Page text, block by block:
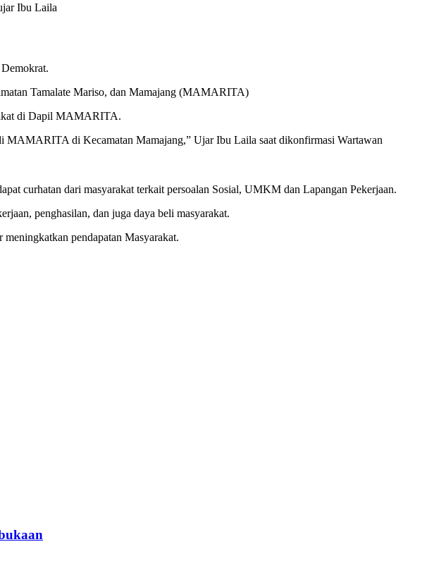
Ibu Laila
Tamalate Mariso, dan Mamajang (MAMARITA)
di Dapil MAMARITA.
MAMARITA di Kecamatan Mamajang,” Ujar Ibu Laila saat dikonfirmasi Wartawan
curhatan dari masyarakat terkait persoalan Sosial, UMKM dan Lapangan Pekerjaan.
penghasilan, dan juga daya beli masyarakat.
pendapatan Masyarakat.